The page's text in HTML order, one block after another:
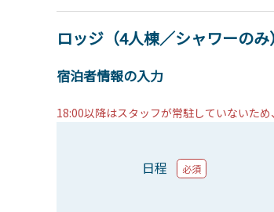
ロッジ（4人棟／シャワーのみ）
宿泊者情報の入力
18:00以降はスタッフが常駐していないた
日程 必須